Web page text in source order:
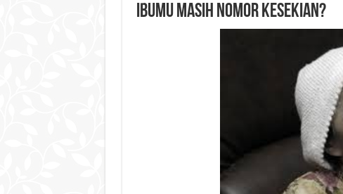
Ibumu Masih Nomor Kesekian?